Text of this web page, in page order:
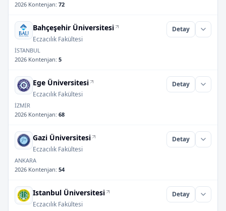
2026 Kontenjan: 72
Bahçeşehir Üniversitesi
Eczacılık Fakültesi
Detay
İSTANBUL
2026 Kontenjan: 5
Ege Üniversitesi
Eczacılık Fakültesi
Detay
İZMİR
2026 Kontenjan: 68
Gazi Üniversitesi
Eczacılık Fakültesi
Detay
ANKARA
2026 Kontenjan: 54
Istanbul Üniversitesi
Eczacılık Fakültesi
Detay